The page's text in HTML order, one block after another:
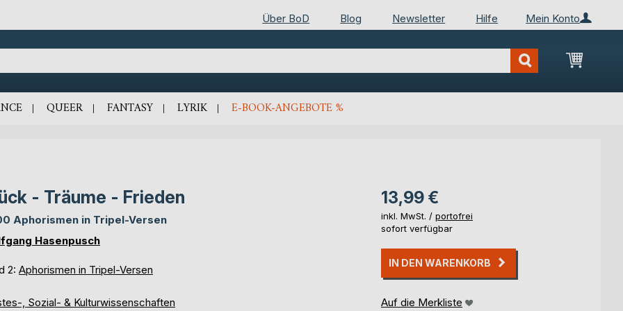
Mein Konto
Über BoD Blog Newsletter Hilfe
Mein
QUEER FANTASY LYRIK E-BOOK-ANGEBOTE %
- Träume - Frieden
Aphorismen in Tripel-Versen
Hasenpusch
2: Aphorismen in Tripel-Versen
, Sozial- & Kulturwissenschaften
13,99 €
inkl. MwSt. / portofrei
sofort verfügbar
IN DEN WARENKORB
Auf die Merkliste